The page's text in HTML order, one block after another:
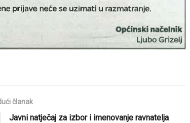
članak
Javni natječaj za izbor i imenovanje ravnatelja